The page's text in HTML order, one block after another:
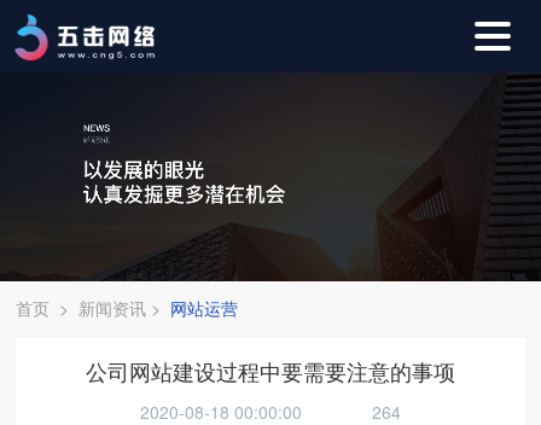
首页 > 新闻资讯 > 网站运营
公司网站建设过程中要需要注意的事项
2020-08-18 00:00:00 264